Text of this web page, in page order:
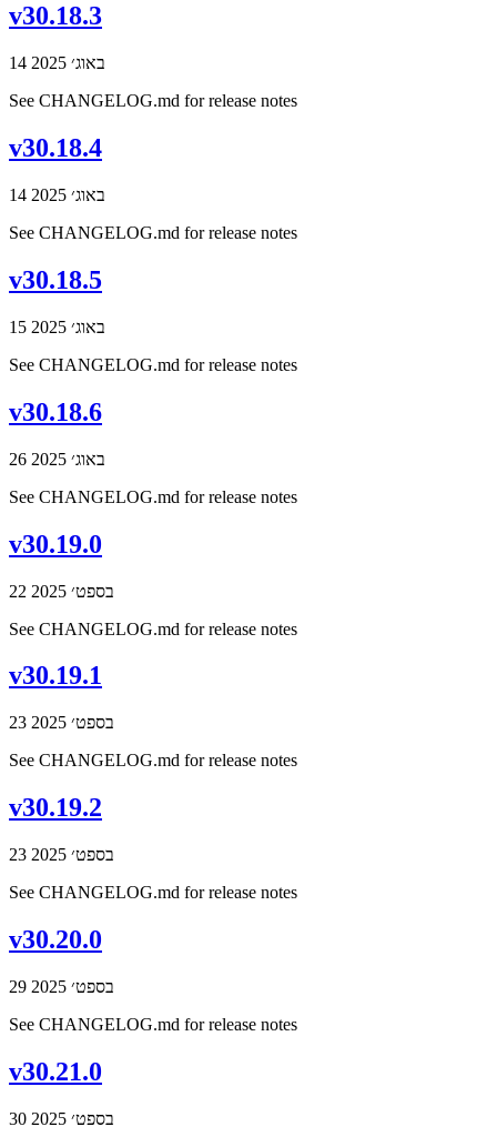
v30.18.3
14 באוג׳ 2025
See CHANGELOG.md for release notes
v30.18.4
14 באוג׳ 2025
See CHANGELOG.md for release notes
v30.18.5
15 באוג׳ 2025
See CHANGELOG.md for release notes
v30.18.6
26 באוג׳ 2025
See CHANGELOG.md for release notes
v30.19.0
22 בספט׳ 2025
See CHANGELOG.md for release notes
v30.19.1
23 בספט׳ 2025
See CHANGELOG.md for release notes
v30.19.2
23 בספט׳ 2025
See CHANGELOG.md for release notes
v30.20.0
29 בספט׳ 2025
See CHANGELOG.md for release notes
v30.21.0
30 בספט׳ 2025